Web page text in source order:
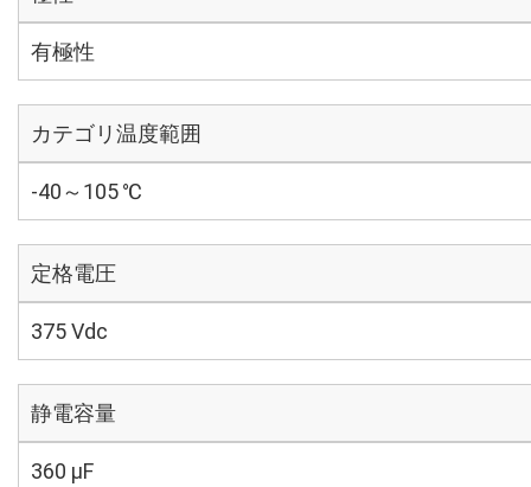
有極性
カテゴリ温度範囲
-40～105 ℃
定格電圧
375 Vdc
静電容量
360 µF